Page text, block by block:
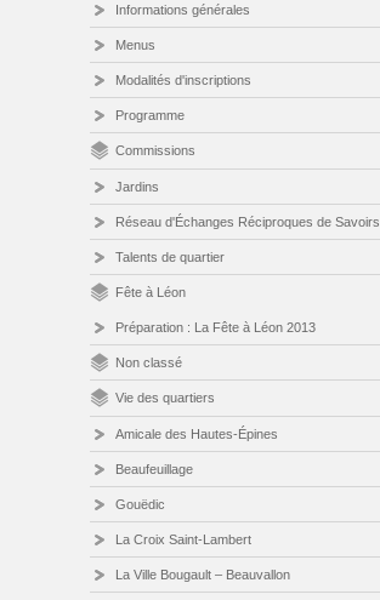
Informations générales
Menus
Modalités d'inscriptions
Programme
Commissions
Jardins
Réseau d'Échanges Réciproques de Savoirs
Talents de quartier
Fête à Léon
Préparation : La Fête à Léon 2013
Non classé
Vie des quartiers
Amicale des Hautes-Épines
Beaufeuillage
Gouëdic
La Croix Saint-Lambert
La Ville Bougault – Beauvallon